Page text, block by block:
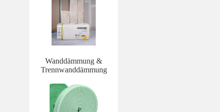
Wanddämmung &
Trennwanddämmung